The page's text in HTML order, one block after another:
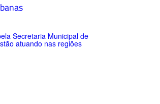
Secretaria Municipal de
atuando nas regiões